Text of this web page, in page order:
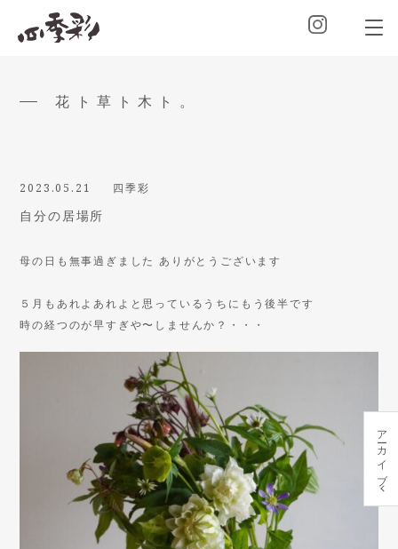
花ト草ト木ト。
2023.05.21 四季彩
自分の居場所
母の日も無事過ぎました ありがとうございます
５月もあれよあれよと思っているうちにもう後半です
時の経つのが早すぎや〜しませんか？・・・
アーカイブ